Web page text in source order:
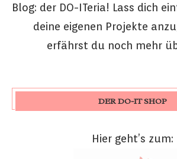
Blog: der DO-ITeria! Lass dich
deine eigenen Projekte
erfährst du noch mehr
DER DO-IT SHOP
Hier geht’s zum: